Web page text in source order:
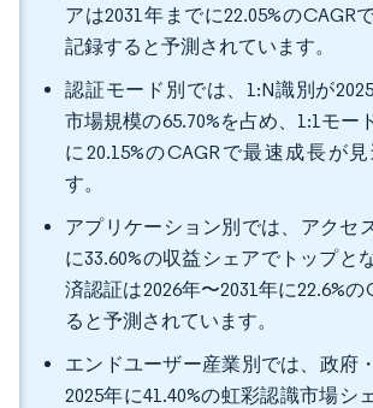
アは2031年までに22.05%のCAGR
記録すると予測されています。
認証モード別では、1:N識別が
市場規模の65.70%を占め、1:1モー
に20.15%のCAGRで最速成長が
す。
アプリケーション別では、アクセ
に33.60%の収益シェアでトップと
済認証は2026年〜2031年に22.6%
ると予測されています。
エンドユーザー産業別では、政府
2025年に41.40%の虹彩認識市場シ